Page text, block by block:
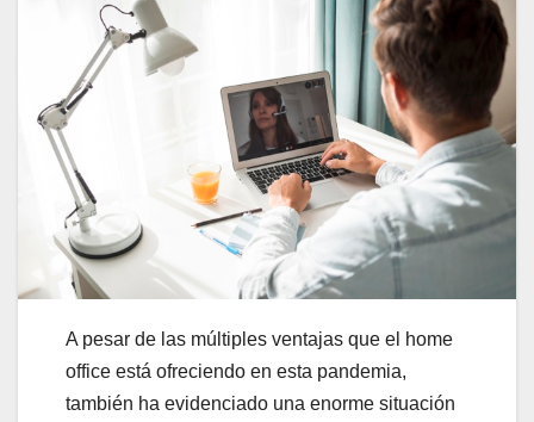
A pesar de las múltiples ventajas que el home
office está ofreciendo en esta pandemia,
también ha evidenciado una enorme situación